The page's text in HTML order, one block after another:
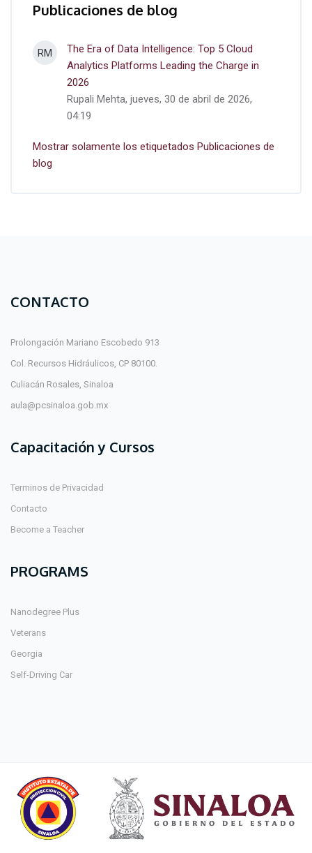
Publicaciones de blog
RM
The Era of Data Intelligence: Top 5 Cloud
Analytics Platforms Leading the Charge in
2026
Rupali Mehta, jueves, 30 de abril de 2026,
04:19
Mostrar solamente los etiquetados Publicaciones de
blog
CONTACTO
Prolongación Mariano Escobedo 913
Col. Recursos Hidráulicos, CP 80100.
Culiacán Rosales, Sinaloa
aula@pcsinaloa.gob.mx
Capacitación y Cursos
Terminos de Privacidad
Contacto
Become a Teacher
PROGRAMS
Nanodegree Plus
Veterans
Georgia
Self-Driving Car